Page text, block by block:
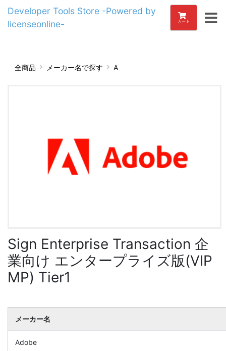
Developer Tools Store -Powered by
licenseonline-
カート
全商品 メーカー名で探す A
Sign Enterprise Transaction 企
業向け エンタープライズ版(VIP
MP) Tier1
メーカー名
Adobe